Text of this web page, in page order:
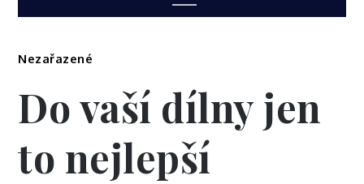
Nezařazené
Do vaší dílny jen
to nejlepší